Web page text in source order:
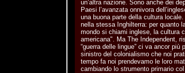
un’altra nazione. Sono anche dei
Paesi l’avanzata onnivora
una buona parte della cultura
nella stessa Inghilterra: per quanto
mondo si chiami inglese, la cultura
americana". Ma The Independent,
“guerra delle lingue” ci va ancor
sinistro del colonialismo che noi
tempo fa noi prendevamo le loro
cambiando lo strumento primario